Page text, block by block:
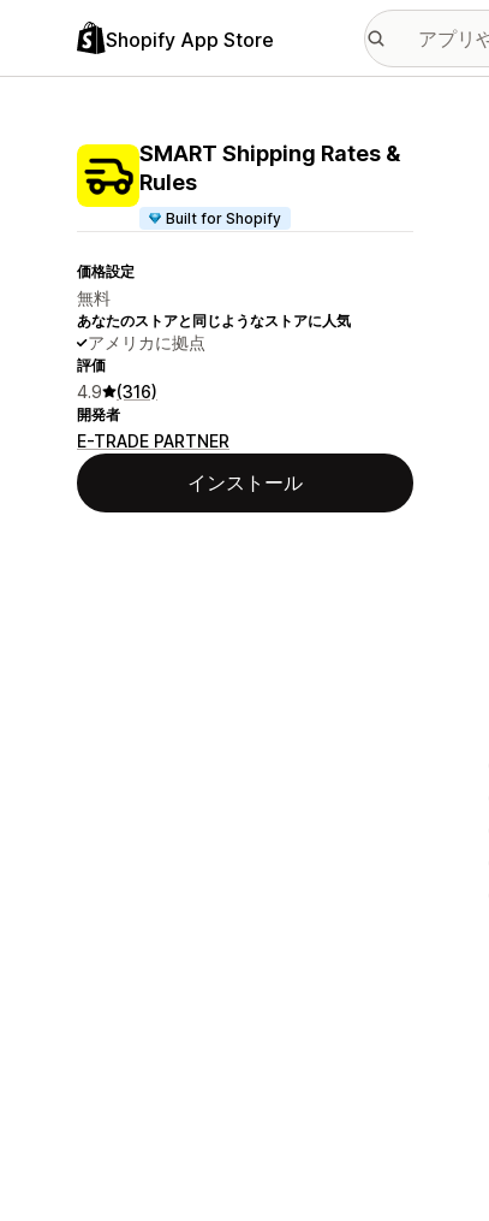
Shopify App Store
SMART Shipping Rates &
Rules
Built for Shopify
価格設定
無料
あなたのストアと同じようなストアに人気
アメリカに拠点
評価
4.9 (316)
開発者
E-TRADE PARTNER
インストール